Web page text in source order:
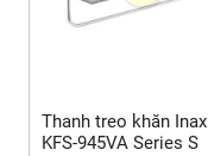
Thanh treo khăn Inax
KFS-945VA Series S